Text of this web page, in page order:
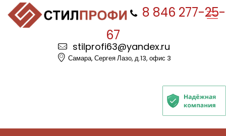
8 846 277-25-
67
stilprofi63@yandex.ru
Самара, Сергея Лазо, д.13, офис 3